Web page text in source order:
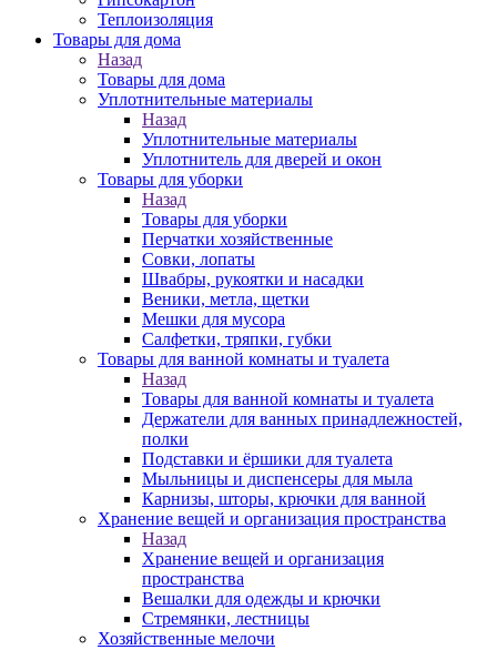
Теплоизоляция
Товары для дома
Назад
Товары для дома
Уплотнительные материалы
Назад
Уплотнительные материалы
Уплотнитель для дверей и окон
Товары для уборки
Назад
Товары для уборки
Перчатки хозяйственные
Совки, лопаты
Швабры, рукоятки и насадки
Веники, метла, щетки
Мешки для мусора
Салфетки, тряпки, губки
Товары для ванной комнаты и туалета
Назад
Товары для ванной комнаты и туалета
Держатели для ванных принадлежностей,
полки
Подставки и ёршики для туалета
Мыльницы и диспенсеры для мыла
Карнизы, шторы, крючки для ванной
Хранение вещей и организация пространства
Назад
Хранение вещей и организация
пространства
Вешалки для одежды и крючки
Стремянки, лестницы
Хозяйственные мелочи